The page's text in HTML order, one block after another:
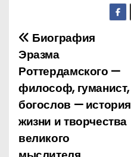
Н
а
в
и
г
Биография
Эразма
Роттердамского —
философ, гуманист,
богослов — история
жизни и творчества
великого